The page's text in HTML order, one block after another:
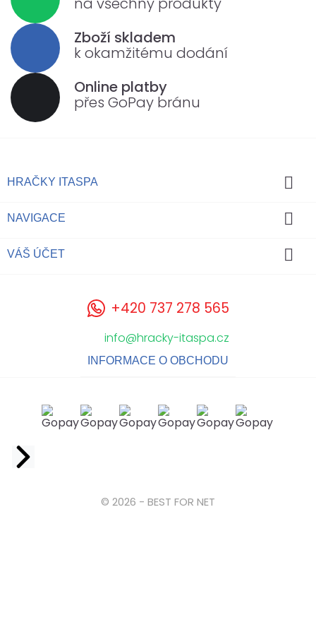
Zboží skladem
k okamžitému dodání
Online platby
přes GoPay bránu
HRAČKY ITASPA 
NAVIGACE 
VÁŠ ÚČET 
+420 737 278 565
info@hracky-itaspa.cz
INFORMACE O OBCHODU
© 2026 - BEST FOR NET